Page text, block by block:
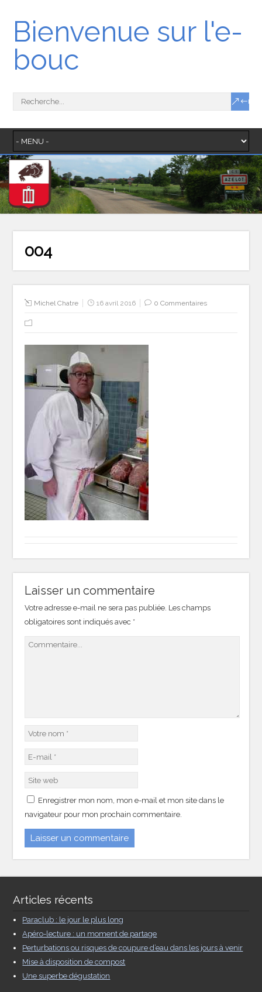
Bienvenue sur l'e-
bouc
004
Michel Chatre 16 avril 2016 0 Commentaires
Laisser un commentaire
Votre adresse e-mail ne sera pas publiée. Les champs
obligatoires sont indiqués avec *
Enregistrer mon nom, mon e-mail et mon site dans le
navigateur pour mon prochain commentaire.
Articles récents
Paraclub : le jour le plus long
Apéro-lecture : un moment de partage
Perturbations ou risques de coupure d’eau dans les jours à venir
Mise à disposition de compost
Une superbe dégustation